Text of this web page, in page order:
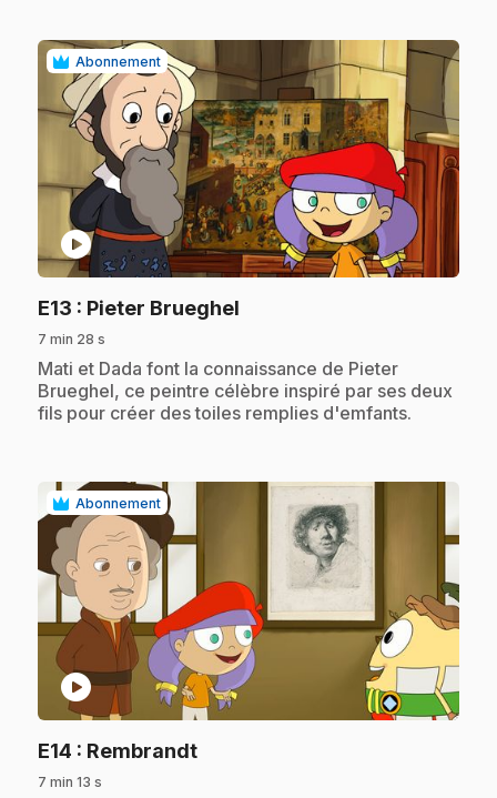
Abonnement
play_circle
E13 : Pieter Brueghel
7 min 28 s
.Mati et Dada font la connaissance de Pieter
Brueghel, ce peintre célèbre inspiré par ses deux
fils pour créer des toiles remplies d'emfants.
Abonnement
play_circle
E14 : Rembrandt.
7 min 13 s